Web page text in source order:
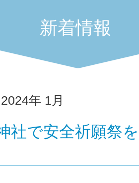
業
株
式
会
社
新着情報
年 1月
社で安全祈願祭